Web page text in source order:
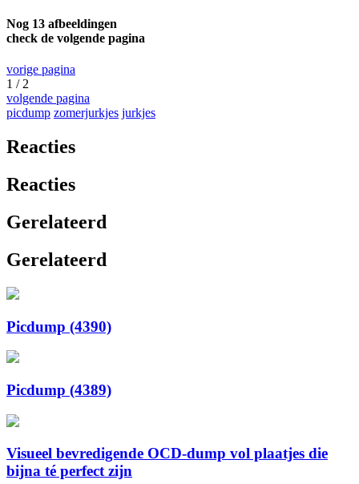
Nog 13 afbeeldingen
check de volgende pagina
vorige pagina
1 / 2
volgende pagina
picdump zomerjurkjes jurkjes
Reacties
Reacties
Gerelateerd
Gerelateerd
Picdump (4390)
Picdump (4389)
Visueel bevredigende OCD-dump vol plaatjes die
bijna té perfect zijn